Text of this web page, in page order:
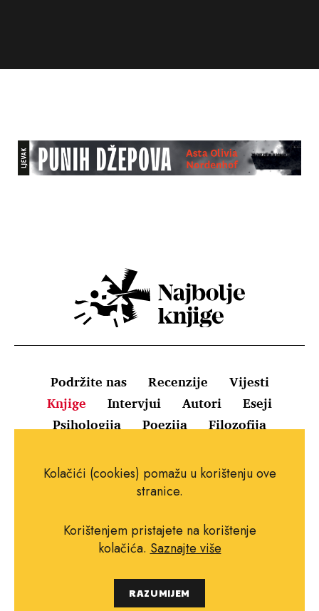
Podržite nas Recenzije
Vijesti
Knjige
Intervjui Autori
Eseji
Psihologija
Poezija Filozofija
Uvjeti korištenja
Pravila o kolačićima
Impressum
Copyright © 2010.-2021. najboljeknjige.com.
Kolačići (cookies) pomažu u korištenju ove
stranice.
Korištenjem pristajete na korištenje
kolačića. Saznajte više
RAZUMIJEM